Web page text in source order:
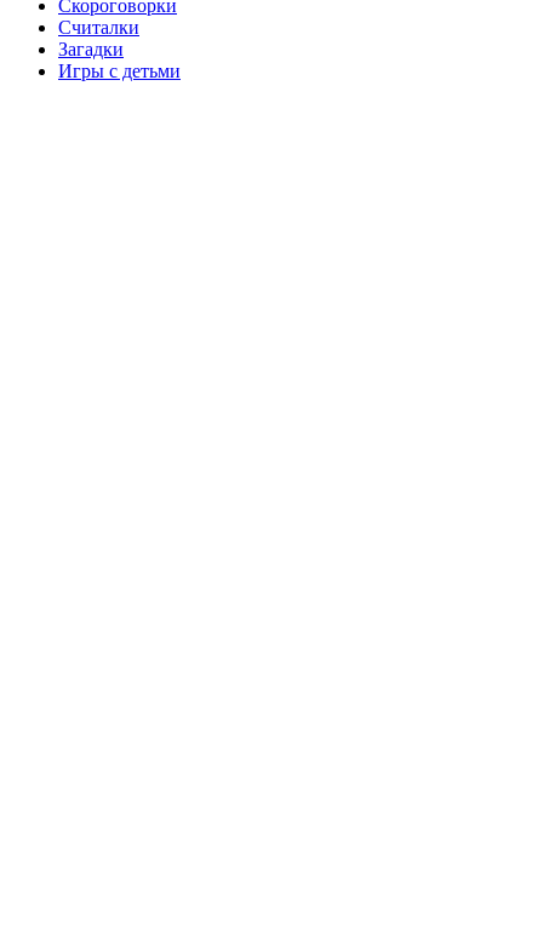
Скороговорки
Считалки
Загадки
Игры с детьми